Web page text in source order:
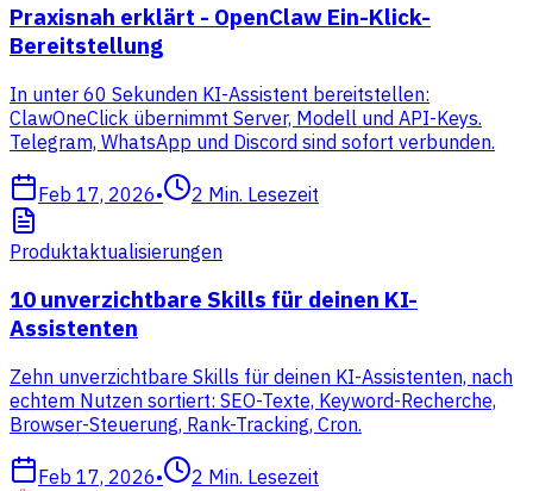
Praxisnah erklärt - OpenClaw Ein-Klick-
Bereitstellung
In unter 60 Sekunden KI-Assistent bereitstellen:
ClawOneClick übernimmt Server, Modell und API-Keys.
Telegram, WhatsApp und Discord sind sofort verbunden.
Feb 17, 2026• 2 Min. Lesezeit
Produktaktualisierungen
10 unverzichtbare Skills für deinen KI-
Assistenten
Zehn unverzichtbare Skills für deinen KI-Assistenten, nach
echtem Nutzen sortiert: SEO-Texte, Keyword-Recherche,
Browser-Steuerung, Rank-Tracking, Cron.
Feb 17, 2026• 2 Min. Lesezeit